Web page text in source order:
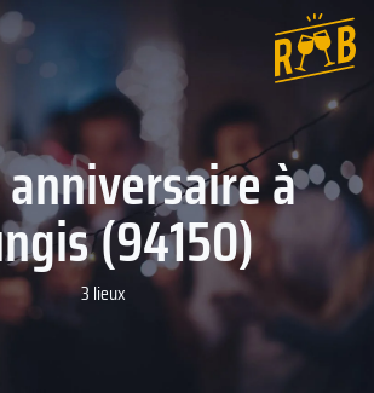
à
(94150)
3 lieux